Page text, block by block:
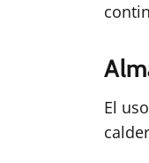
El